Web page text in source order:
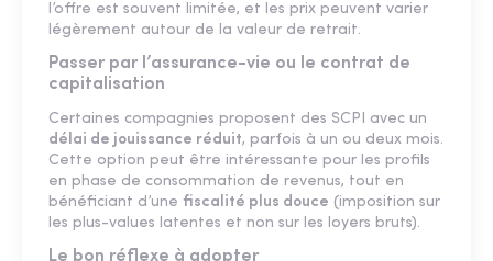
l’offre est souvent limitée, et les prix peuvent varier
légèrement autour de la valeur de retrait.
Passer par l’assurance-vie ou le contrat de
capitalisation
Certaines compagnies proposent des SCPI avec un
délai de jouissance réduit, parfois à un ou deux mois.
Cette option peut être intéressante pour les profils
en phase de consommation de revenus, tout en
bénéficiant d’une fiscalité plus douce (imposition sur
les plus-values latentes et non sur les loyers bruts).
Le bon réflexe à adopter